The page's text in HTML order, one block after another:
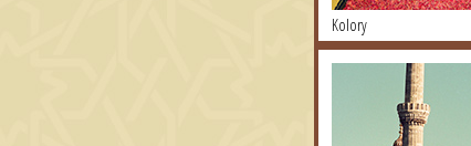
Kolory